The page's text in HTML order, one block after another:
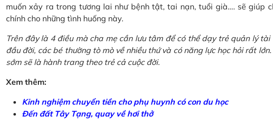
muốn xảy ra trong tương lai như bệnh tật, tai nạn, tuổi già…. sẽ giúp
chính cho những tình huống này.
Trên đây là 4 điều mà cha mẹ cần lưu tâm để có thể dạy trẻ quản lý
đầu đời, các bé thường tò mò về nhiều thứ và có năng lực học hỏi rất
sớm sẽ là hành trang theo trẻ cả cuộc đời.
Xem thêm:
Kinh nghiệm chuyển tiền cho phụ huynh có con du học
Đến đất Tây Tạng, quay về hơi thở